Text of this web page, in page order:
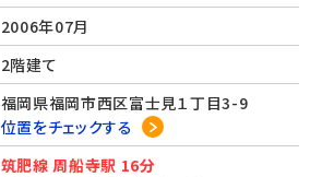
2006年07月
2階建て
福岡県福岡市西区富士見１丁目3-9
位置をチェックする
筑肥線 周船寺駅 16分